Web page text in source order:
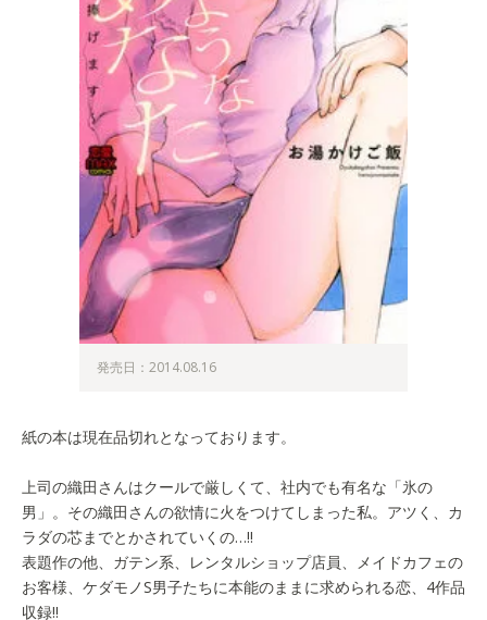
発売日：2014.08.16
紙の本は現在品切れとなっております。
上司の織田さんはクールで厳しくて、社内でも有名な「氷の
男」。その織田さんの欲情に火をつけてしまった私。アツく、カ
ラダの芯までとかされていくの…!!
表題作の他、ガテン系、レンタルショップ店員、メイドカフェの
お客様、ケダモノS男子たちに本能のままに求められる恋、4作品
収録!!